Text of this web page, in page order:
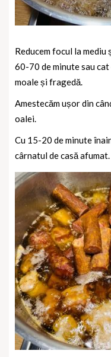
Reducem focul la
60-70 de minute sau
moale și fragedă.
Amestecăm ușor din
oalei.
Cu 15-20 de minute
cârnatul de casă afumat.